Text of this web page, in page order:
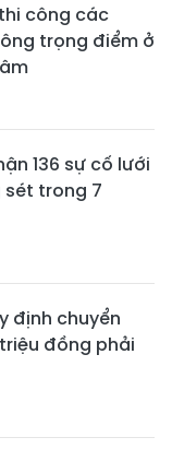
công các
trọng điểm ở
136 sự cố lưới
trong 7
định chuyển
đồng phải